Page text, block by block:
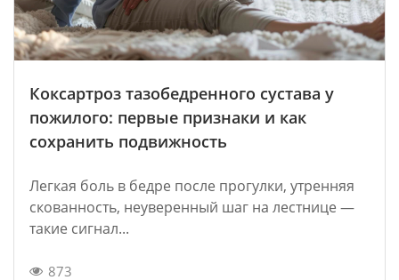
Коксартроз тазобедренного сустава у
пожилого: первые признаки и как
сохранить подвижность
Легкая боль в бедре после прогулки, утренняя
скованность, неуверенный шаг на лестнице —
такие сигнал...
873